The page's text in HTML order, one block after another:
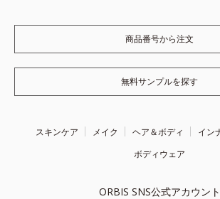
商品番号から注文
無料サンプルを探す
スキンケア メイク ヘア＆ボディ
イン
ボディウェア
ORBIS SNS公式アカウント